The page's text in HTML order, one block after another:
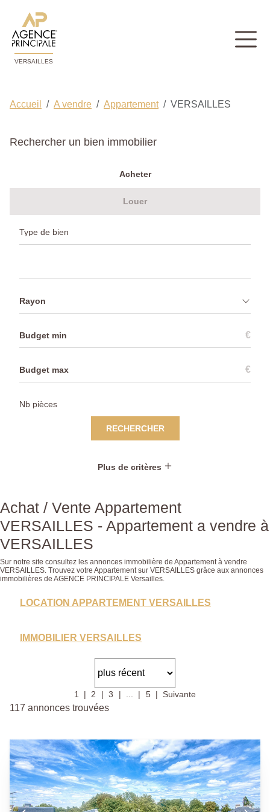
VERSAILLES
Accueil A vendre Appartement VERSAILLES
Rechercher un bien immobilier
Acheter
Louer
Rayon
€
€
RECHERCHER
Plus de critères
Achat / Vente Appartement
VERSAILLES - Appartement a vendre à
VERSAILLES
Sur notre site consultez les annonces immobilière de Appartement à vendre
VERSAILLES. Trouvez votre Appartement sur VERSAILLES grâce aux annonces
immobilières de AGENCE PRINCIPALE Versailles.
LOCATION APPARTEMENT VERSAILLES
IMMOBILIER VERSAILLES
1 2 3 5 Suivante
117 annonces trouvées